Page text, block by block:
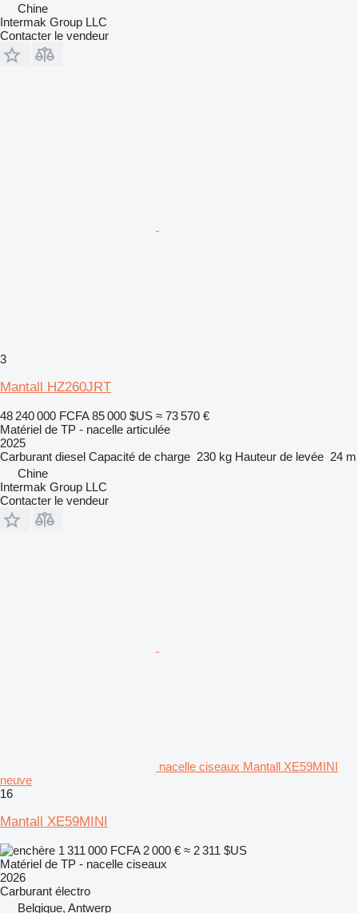
Chine
Intermak Group LLC
Contacter le vendeur
3
Mantall HZ260JRT
48 240 000 FCFA 85 000 $US ≈ 73 570 €
Matériel de TP - nacelle articulée
2025
Carburant diesel Capacité de charge 230 kg Hauteur de levée 24 m
Chine
Intermak Group LLC
Contacter le vendeur
nacelle ciseaux Mantall XE59MINI
neuve
16
Mantall XE59MINI
1 311 000 FCFA 2 000 € ≈ 2 311 $US
Matériel de TP - nacelle ciseaux
2026
Carburant électro
Belgique, Antwerp